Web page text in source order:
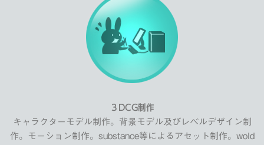
３DCG制作
キャラクターモデル制作。背景モデル及びレベルデザイン制
作。モーション制作。substance等によるアセット制作。wold